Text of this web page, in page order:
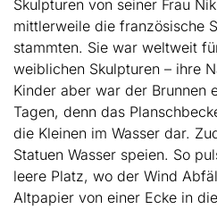
Skulpturen von seiner Frau
mittlerweile die französische
stammten. Sie war weltweit
weiblichen Skulpturen – ihre
Kinder aber war der Brunnen
Tagen, denn das
die Kleinen im Wasser dar.
Statuen Wasser speien. So
leere Platz, wo der Wind
Altpapier von einer Ecke in